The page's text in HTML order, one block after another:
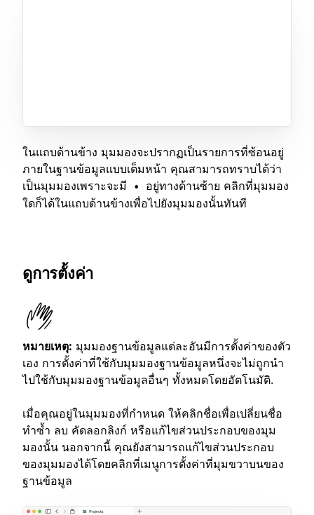
ในแถบด้านข้าง มุมมองจะปรากฏเป็นรายการที่ซ้อนอยู่
ภายในฐานข้อมูลแบบเต็มหน้า คุณสามารถทราบได้ว่า
เป็นมุมมองเพราะจะมี
•
อยู่ทางด้านซ้าย คลิกที่มุมมอง
ใดก็ได้ในแถบด้านข้างเพื่อไปยังมุมมองนั้นทันที
ดูการตั้งค่า
หมายเหตุ: มุมมองฐานข้อมูลแต่ละอันมีการตั้งค่าของตัว
เอง การตั้งค่าที่ใช้กับมุมมองฐานข้อมูลหนึ่งจะไม่ถูกนำ
ไปใช้กับมุมมองฐานข้อมูลอื่นๆ ทั้งหมดโดยอัตโนมัติ.
เมื่อคุณอยู่ในมุมมองที่กำหนด ให้คลิกชื่อเพื่อเปลี่ยนชื่อ
ทำซ้ำ ลบ คัดลอกลิงก์ หรือแก้ไขส่วนประกอบของมุม
มองนั้น นอกจากนี้ คุณยังสามารถแก้ไขส่วนประกอบ
ของมุมมองได้โดยคลิกที่เมนูการตั้งค่าที่มุมขวาบนของ
ฐานข้อมูล